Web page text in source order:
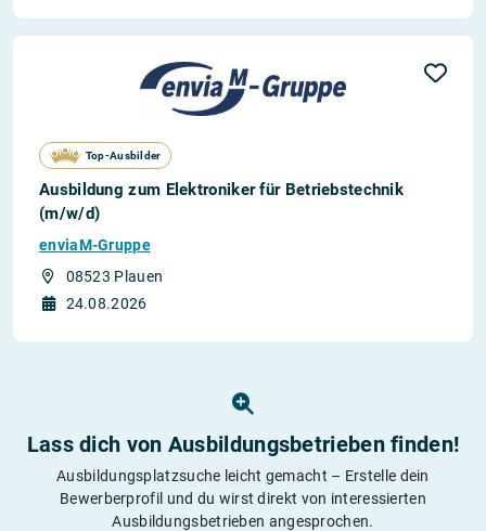
Top-Ausbilder
Ausbildung zum Elektroniker für Betriebstechnik
(m/w/d)
enviaM-Gruppe
08523 Plauen
24.08.2026
Lass dich von Ausbildungs­betrieben finden!
Ausbildungsplatzsuche leicht gemacht – Erstelle dein
Bewerberprofil und du wirst direkt von interessierten
Ausbildungsbetrieben angesprochen.